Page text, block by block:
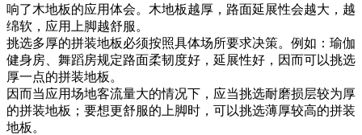
响了木地板的应用体会。木地板越厚，路面延展性会越大，越
绵软，应用上脚越舒服。
挑选多厚的拼装地板必须按照具体场所要求决策。例如：瑜伽
健身房、舞蹈房规定路面柔韧度好，延展性好，因而可以挑选
厚一点的拼装地板。
因而当应用场地客流量大的情况下，应当挑选耐磨损层较为厚
的拼装地板；要想更舒服的上脚时，可以挑选薄厚较高的拼装
地板。